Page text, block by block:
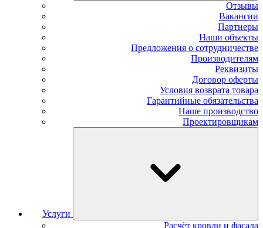
Отзывы
Вакансии
Партнеры
Наши объекты
Предложения о сотрудничестве
Производителям
Реквизиты
Договор оферты
Условия возврата товара
Гарантийные обязательства
Наше производство
Проектировщикам
Услуги
Расчёт кровли и фасада